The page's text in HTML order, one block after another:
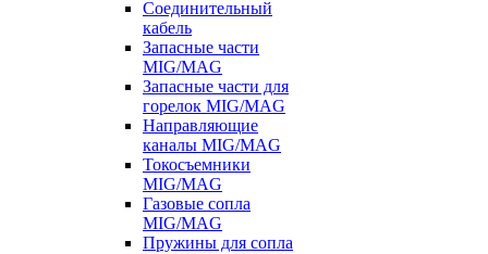
Соединительный
кабель
Запасные части
MIG/MAG
Запасные части для
горелок MIG/MAG
Направляющие
каналы MIG/MAG
Токосъемники
MIG/MAG
Газовые сопла
MIG/MAG
Пружины для сопла